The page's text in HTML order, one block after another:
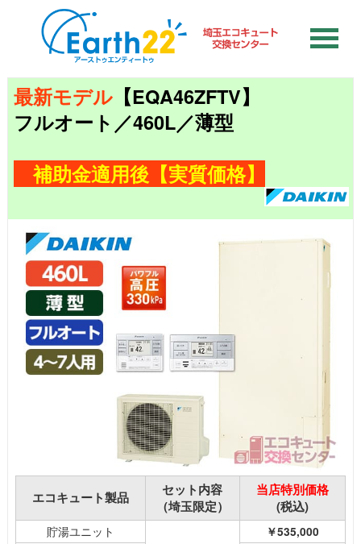
最新モデル 【EQA46ZFTV】
フルオート／460L／薄型
補助金適用後【実質価格】
エコキュート製品
セット内容
（埼玉限定）
当店特別価格
(税込)
貯湯ユニット
￥535,000